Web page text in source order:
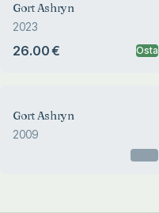
Gort Ashryn
2023
26.00 € Osta
Gort Ashryn
2009